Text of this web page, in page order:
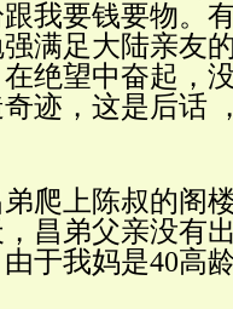
我要钱要物。
满足大陆亲友
绝望中奋起，
迹，这是后话
爬上陈叔的阁
昌弟父亲没有
于我妈是40高